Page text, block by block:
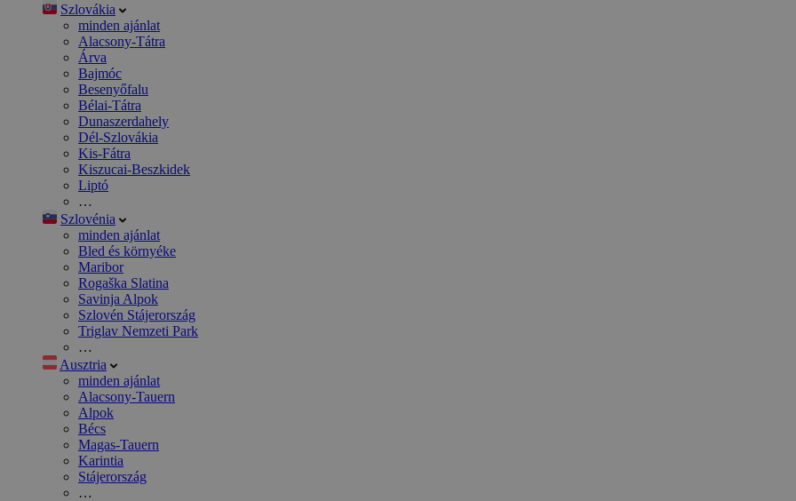
Szlovákia
minden ajánlat
Alacsony-Tátra
Árva
Bajmóc
Besenyőfalu
Bélai-Tátra
Dunaszerdahely
Dél-Szlovákia
Kis-Fátra
Kiszucai-Beszkidek
Liptó
…
Szlovénia
minden ajánlat
Bled és környéke
Maribor
Rogaška Slatina
Savinja Alpok
Szlovén Stájerország
Triglav Nemzeti Park
…
Ausztria
minden ajánlat
Alacsony-Tauern
Alpok
Bécs
Magas-Tauern
Karintia
Stájerország
…